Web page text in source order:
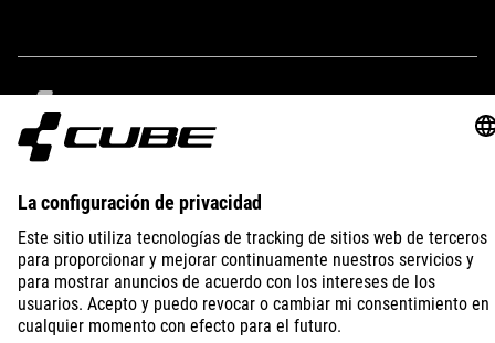
IMPRINT
CZECH REPUBLIC ESPAÑOL
© 2026 La configuración de privacidad